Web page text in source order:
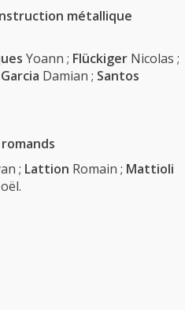
métallique
Yoann ; Flückiger Nicolas ;
Damian ; Santos
; Lattion Romain ; Mattioli